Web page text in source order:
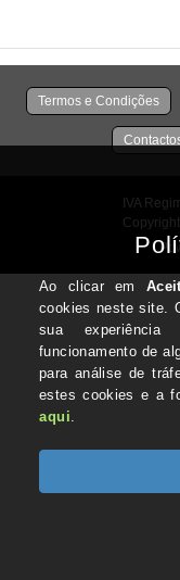
Termos e Condições
IVA